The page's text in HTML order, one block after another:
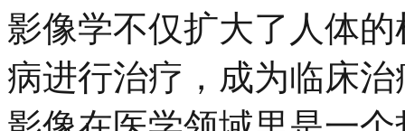
影像学不仅扩大了人体
病进行治疗，成为临床